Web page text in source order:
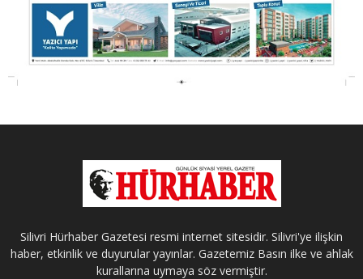
Silivri Hürhaber Gazetesi resmi internet sitesidir. Silivri'ye ilişkin
haber, etkinlik ve duyurular yayınlar. Gazetemiz Basın ilke ve ahlak
kurallarına uymaya söz vermiştir.